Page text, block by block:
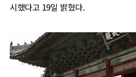
시했다고 19일 밝혔다.